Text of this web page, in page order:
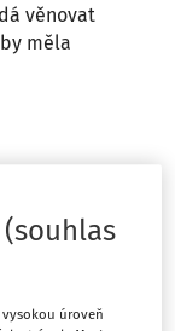
věnovat
měla
Přihlaste se
vysokou úroveň